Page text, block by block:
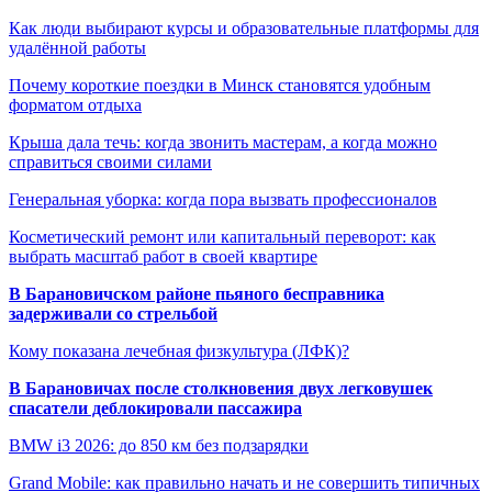
Как люди выбирают курсы и образовательные платформы для
удалённой работы
Почему короткие поездки в Минск становятся удобным
форматом отдыха
Крыша дала течь: когда звонить мастерам, а когда можно
справиться своими силами
Генеральная уборка: когда пора вызвать профессионалов
Косметический ремонт или капитальный переворот: как
выбрать масштаб работ в своей квартире
В Барановичском районе пьяного бесправника
задерживали со стрельбой
Кому показана лечебная физкультура (ЛФК)?
В Барановичах после столкновения двух легковушек
спасатели деблокировали пассажира
BMW i3 2026: до 850 км без подзарядки
Grand Mobile: как правильно начать и не совершить типичных